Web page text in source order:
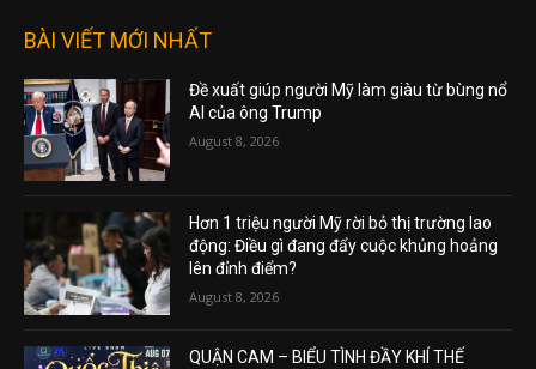
BÀI VIẾT MỚI NHẤT
Đề xuất giúp người Mỹ làm giàu từ bùng nổ
AI của ông Trump
August 8, 2026
Hơn 1 triệu người Mỹ rời bỏ thị trường lao
động: Điều gì đang đẩy cuộc khủng hoảng
lên đỉnh điểm?
August 8, 2026
QUẬN CAM – BIỂU TÌNH ĐẦY KHÍ THẾ